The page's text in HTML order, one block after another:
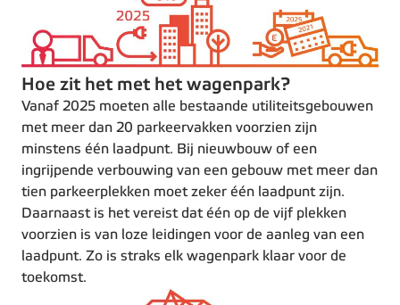
Hoe zit het met het wagenpark?
Vanaf 2025 moeten alle bestaande utiliteitsgebouwen
met meer dan 20 parkeervakken voorzien zijn
minstens één laadpunt. Bij nieuwbouw of een
ingrijpende verbouwing van een gebouw met meer dan
tien parkeerplekken moet zeker één laadpunt zijn.
Daarnaast is het vereist dat één op de vijf plekken
voorzien is van loze leidingen voor de aanleg van een
laadpunt. Zo is straks elk wagenpark klaar voor de
toekomst.